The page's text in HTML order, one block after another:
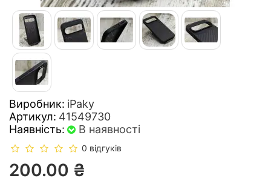
Виробник: iPaky
Артикул: 41549730
Наявність:
В наявності
0 відгуків
200.00 ₴